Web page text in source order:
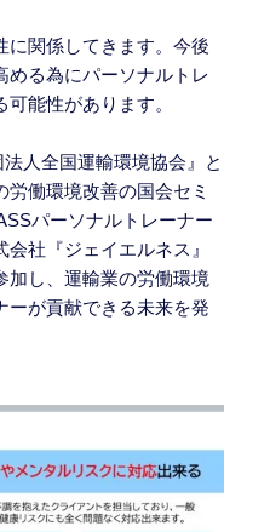
に関係してきます。今後
める為にパーソナルトレ
能性があります。
人全国運輸環境協会』と
働環境改善の国会セミ
パーソナルトレーナー
社『ジェイエルネス』
加し、運輸業の労働環境
ーが貢献できる未来を発